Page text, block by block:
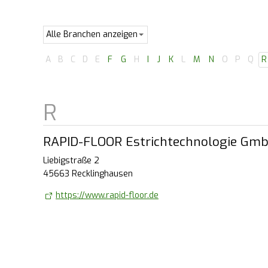
A B C D E F G H I J K L M N O P Q R
RAPID-FLOOR Estrichtechnologie
Liebigstraße 2
45663 Recklinghausen
https://www.rapid-floor.de